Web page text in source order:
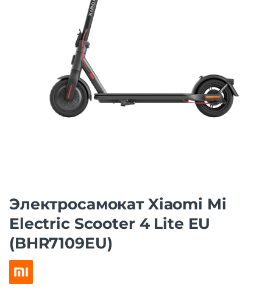
Электросамокат Xiaomi Mi
Electric Scooter 4 Lite EU
(BHR7109EU)